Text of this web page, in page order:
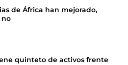
de África han mejorado,
no
quinteto de activos frente